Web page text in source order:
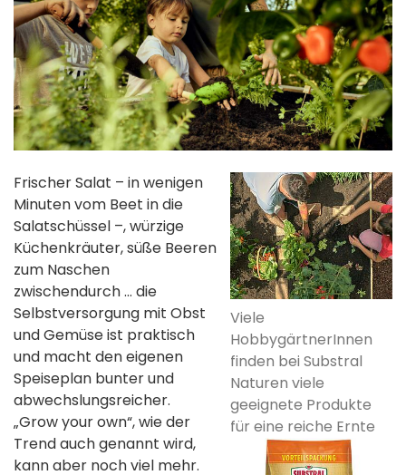
Viele
HobbygärtnerInnen
finden bei Substral
Naturen viele
geeignete Produkte
für eine reiche Ernte
Frischer Salat – in wenigen
Minuten vom Beet in die
Salatschüssel –, würzige
Küchenkräuter, süße Beeren
zum Naschen
zwischendurch … die
Selbstversorgung mit Obst
und Gemüse ist praktisch
und macht den eigenen
Speiseplan bunter und
abwechslungsreicher.
„Grow your own“, wie der
Trend auch genannt wird,
kann aber noch viel mehr.